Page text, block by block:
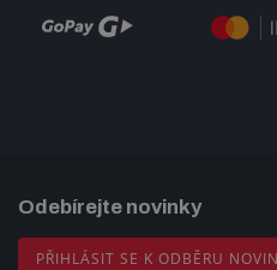
Odebírejte novinky
PŘIHLÁSIT SE K ODBĚRU